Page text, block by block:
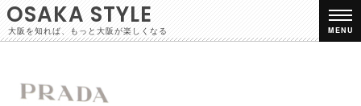
OSAKA STYLE
大阪を知れば、もっと大阪が楽しくなる MENU